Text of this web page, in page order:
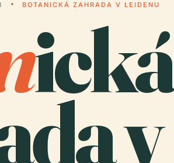
BOTANICKÁ ZAHRADA V LEIDENU
ická
v